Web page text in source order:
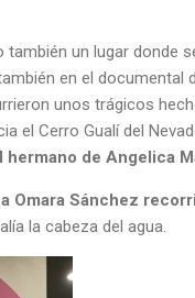
un lugar donde
en el documental
unos trágicos
el Cerro Gualí del
hermano de Angelica
Omara Sánchez
la cabeza del agua.